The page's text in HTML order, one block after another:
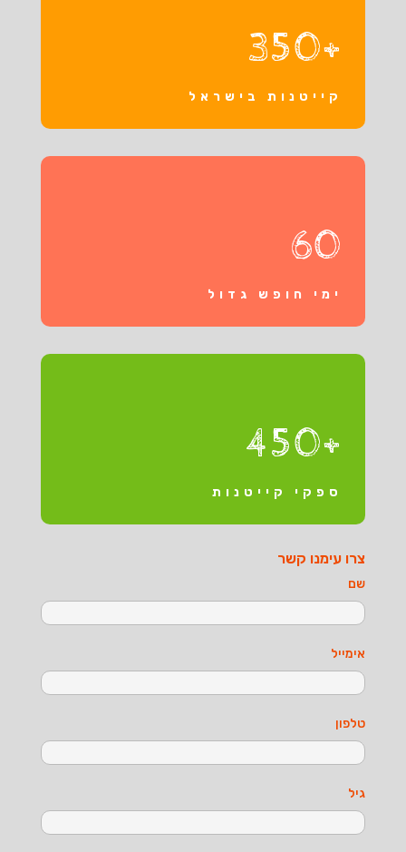
+350
קייטנות בישראל
60
ימי חופש גדול
+450
ספקי קייטנות
צרו עימנו קשר
שם
אימייל
טלפון
גיל